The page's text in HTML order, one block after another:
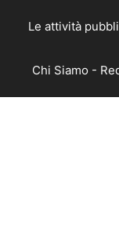
Le attività
Chi Siamo -